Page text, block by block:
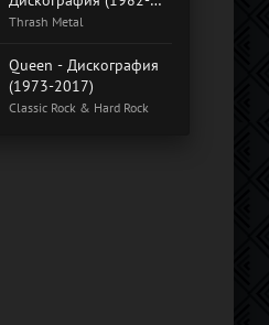
2020)
Thrash Metal
Queen - Дискография
(1973-2017)
Classic Rock & Hard Rock